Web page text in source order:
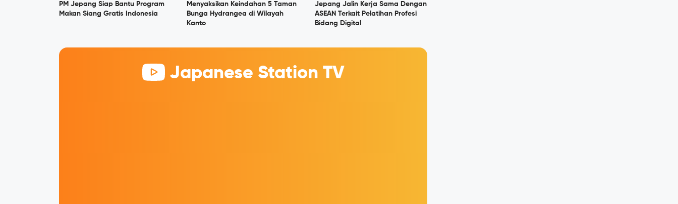
PM Jepang Siap Bantu Program
Makan Siang Gratis Indonesia
Menyaksikan Keindahan 5 Taman
Bunga Hydrangea di Wilayah
Kanto
Jepang Jalin Kerja Sama Dengan
ASEAN Terkait Pelatihan Profesi
Bidang Digital
Japanese Station TV